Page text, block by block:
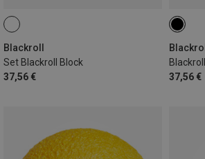
Blackroll
Set Blackroll Block
37,56 €
Blackroll
37,56 €